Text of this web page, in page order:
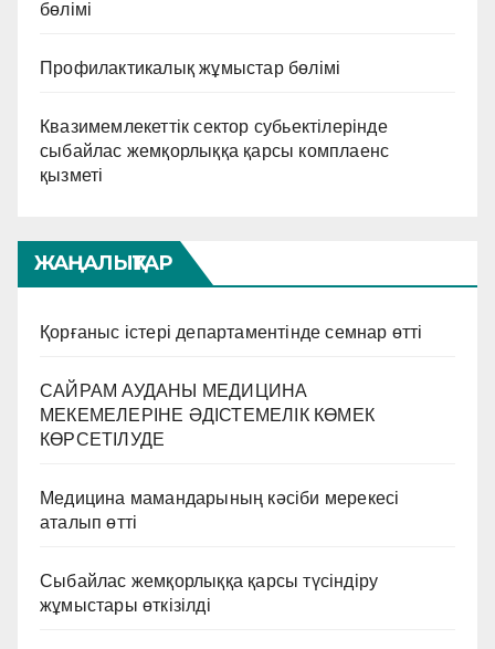
бөлімі
Профилактикалық жұмыстар бөлімі
Квазимемлекеттік сектор субьектілерінде
сыбайлас жемқорлыққа қарсы комплаенс
қызметі
ЖАҢАЛЫҚТАР
Қорғаныс істері департаментінде семнар өтті
САЙРАМ АУДАНЫ МЕДИЦИНА
МЕКЕМЕЛЕРІНЕ ӘДІСТЕМЕЛІК КӨМЕК
КӨРСЕТІЛУДЕ
Медицина мамандарының кәсіби мерекесі
аталып өтті
Сыбайлас жемқорлыққа қарсы түсіндіру
жұмыстары өткізілді